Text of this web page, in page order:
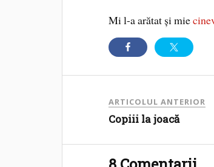
Mi l-a arătat şi mie
ARTICOLUL ANTERIOR
Copiii la joacă